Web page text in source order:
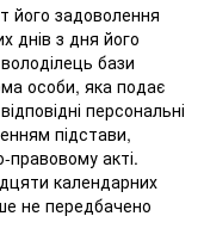
його задоволення
днів з дня його
бази
особи, яка подає
персональні
підстави,
правовому акті.
календарних
не передбачено